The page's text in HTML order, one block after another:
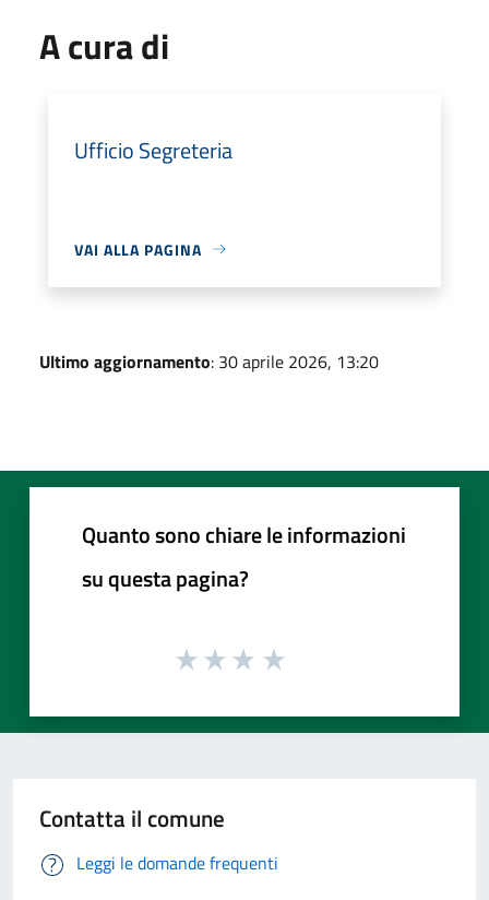
A cura di
Ufficio Segreteria
VAI ALLA PAGINA
Ultimo aggiornamento: 30 aprile 2026, 13:20
Quanto sono chiare le informazioni
su questa pagina?
Contatta il comune
Leggi le domande frequenti